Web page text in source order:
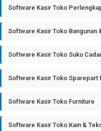
Software Kasir Toko
Software Kasir Toko Bangunan
Software Kasir Toko Suku
Software Kasir Toko Sparepart
Software Kasir Toko Furniture
Software Kasir Toko Kain &